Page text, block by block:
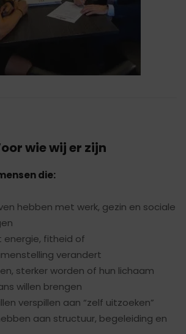
wie wij er zijn
die:
hebben met werk, gezin en sociale
energie, fitheid of
verandert
sterker worden of hun lichaam
willen brengen
verspillen aan “zelf uitzoeken”
aan structuur, begeleiding en